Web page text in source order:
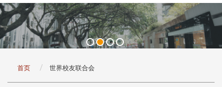
首页 世界校友联合会